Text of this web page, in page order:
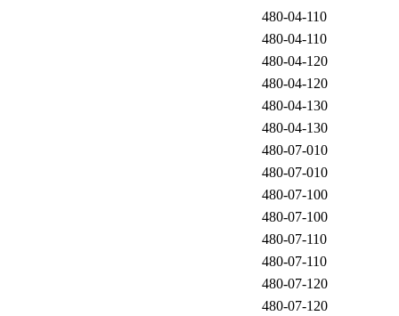
480-04-110
480-04-110
480-04-120
480-04-120
480-04-130
480-04-130
480-07-010
480-07-010
480-07-100
480-07-100
480-07-110
480-07-110
480-07-120
480-07-120